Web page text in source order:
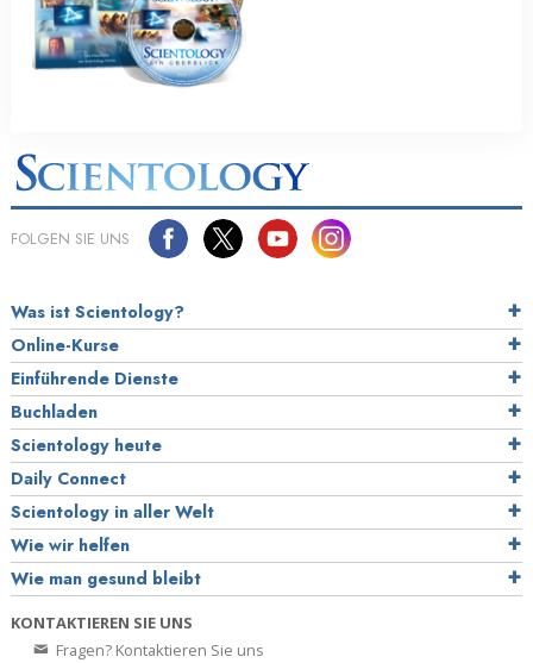
FOLGEN SIE UNS
Was ist Scientology?
Online-Kurse
Einführende Dienste
Buchladen
Scientology heute
Daily Connect
Scientology in aller Welt
Wie wir helfen
Wie man gesund bleibt
KONTAKTIEREN SIE UNS
Fragen? Kontaktieren Sie uns